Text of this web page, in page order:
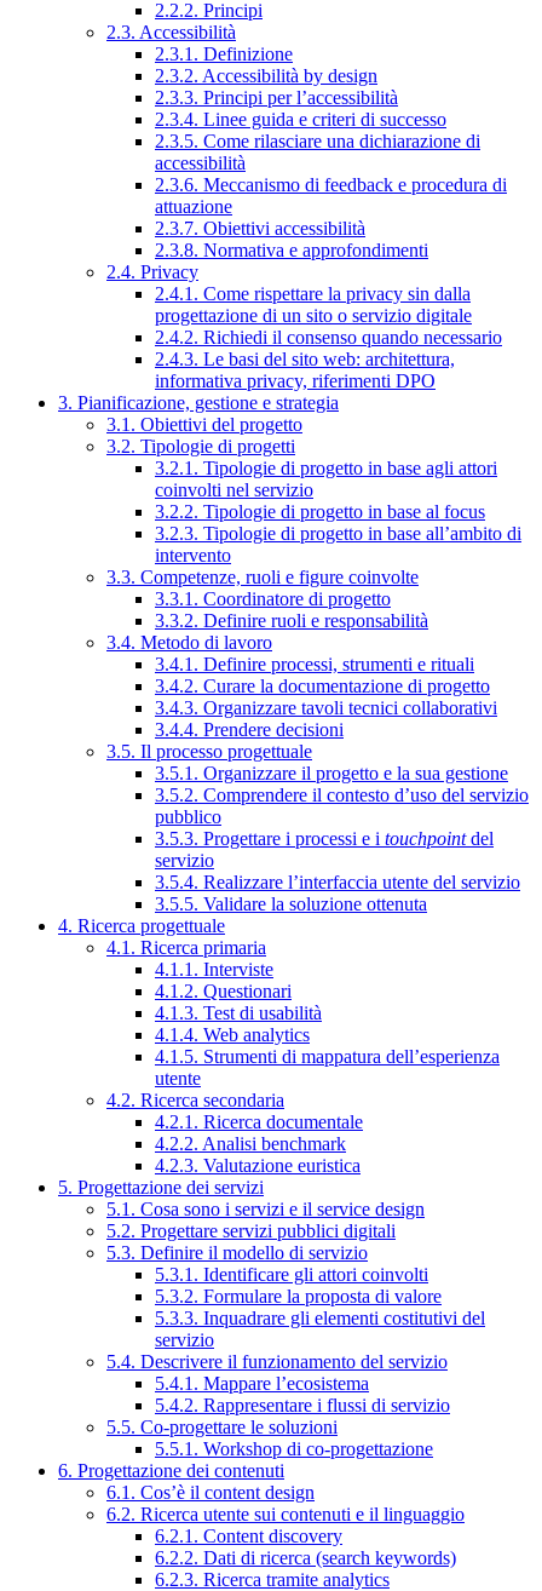
2.2.2. Principi
2.3. Accessibilità
2.3.1. Definizione
2.3.2. Accessibilità by design
2.3.3. Principi per l’accessibilità
2.3.4. Linee guida e criteri di successo
2.3.5. Come rilasciare una dichiarazione di
accessibilità
2.3.6. Meccanismo di feedback e procedura di
attuazione
2.3.7. Obiettivi accessibilità
2.3.8. Normativa e approfondimenti
2.4. Privacy
2.4.1. Come rispettare la privacy sin dalla
progettazione di un sito o servizio digitale
2.4.2. Richiedi il consenso quando necessario
2.4.3. Le basi del sito web: architettura,
informativa privacy, riferimenti DPO
3. Pianificazione, gestione e strategia
3.1. Obiettivi del progetto
3.2. Tipologie di progetti
3.2.1. Tipologie di progetto in base agli attori
coinvolti nel servizio
3.2.2. Tipologie di progetto in base al focus
3.2.3. Tipologie di progetto in base all’ambito di
intervento
3.3. Competenze, ruoli e figure coinvolte
3.3.1. Coordinatore di progetto
3.3.2. Definire ruoli e responsabilità
3.4. Metodo di lavoro
3.4.1. Definire processi, strumenti e rituali
3.4.2. Curare la documentazione di progetto
3.4.3. Organizzare tavoli tecnici collaborativi
3.4.4. Prendere decisioni
3.5. Il processo progettuale
3.5.1. Organizzare il progetto e la sua gestione
3.5.2. Comprendere il contesto d’uso del servizio
pubblico
3.5.3. Progettare i processi e i touchpointdel
servizio
3.5.4. Realizzare l’interfaccia utente del servizio
3.5.5. Validare la soluzione ottenuta
4. Ricerca progettuale
4.1. Ricerca primaria
4.1.1. Interviste
4.1.2. Questionari
4.1.3. Test di usabilità
4.1.4. Web analytics
4.1.5. Strumenti di mappatura dell’esperienza
utente
4.2. Ricerca secondaria
4.2.1. Ricerca documentale
4.2.2. Analisi benchmark
4.2.3. Valutazione euristica
5. Progettazione dei servizi
5.1. Cosa sono i servizi e il service design
5.2. Progettare servizi pubblici digitali
5.3. Definire il modello di servizio
5.3.1. Identificare gli attori coinvolti
5.3.2. Formulare la proposta di valore
5.3.3. Inquadrare gli elementi costitutivi del
servizio
5.4. Descrivere il funzionamento del servizio
5.4.1. Mappare l’ecosistema
5.4.2. Rappresentare i flussi di servizio
5.5. Co-progettare le soluzioni
5.5.1. Workshop di co-progettazione
6. Progettazione dei contenuti
6.1. Cos’è il content design
6.2. Ricerca utente sui contenuti e il linguaggio
6.2.1. Content discovery
6.2.2. Dati di ricerca (search keywords)
6.2.3. Ricerca tramite analytics